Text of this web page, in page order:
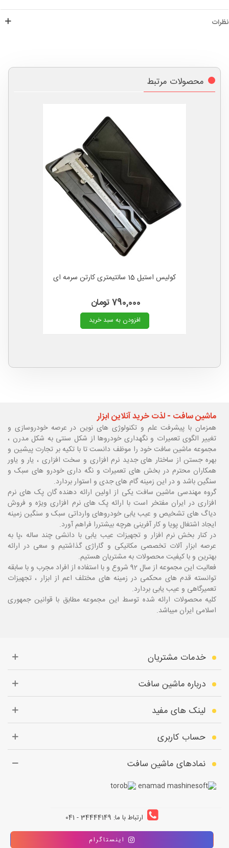
نظرات
محصولات مرتبط
کولیس استیل 15 سانتیمتری کارتن سرمه ای
790,000 تومان
افزودن به سبد خرید
ماشین سافت - لذت خرید آنلاین ابزار
همزمان با پیشرفت علم و تکنولوژی های نوین در عرصه خودروسازی و
تغییر الگوی تعمیرات و نگهداری خودروها از شکل سنتی به شکل مدرن ،
مجموعه ماشین سافت خود را موظف دانست تا با تکیه بر تجارت پیشین و
بهره جستن از ساختار های جدید نرم افزاری و سخت افزاری ، یار و یاور
همکاران محترم در بخش های تعمیرات و نگه داری خودرو های سبک و
سنگین باشد و در این زمینه گام های جدی و استوار بردارد.
گروه مهندسی ماشین سافت یکی از اولین ارائه دهنده گان پک های نرم
افزاری در ایران مفتخر است با ارائه پک های نرم افزاری ویژه و فروش
دیاگ های تشخیص و عیب یابی خودروهای وارداتی سبک و سنگین زمینه
ایجاد اشتغال پویا و کار آفرینی هرچه بیشتررا فراهم آورد.
در کنار بخش نرم افزار و تجهیزات عیب یابی با دانشی چند ساله ،پا به
عرصه ابزار آلات تخصصی مکانیکی و گاراژی گذاشتیم و سعی در ارائه
بهترین و با کیفیت محصولات به مشتریان هستیم.
فعالیت این مجموعه از سال 92 شروع و با استفاده از افراد مجرب و با سابقه
توانسته قدم های محکمی در زمینه های مختلف اعم از ابزار ، تجهیزات
تعمیرگاهی و عیب یابی بردارد.
کلیه محصولات ارائه شده توسط این مجموعه مطابق با قوانین جمهوری
اسلامی ایران میباشد.
خدمات مشتریان
درباره ماشین سافت
لینک های مفید
حساب کاربری
نمادهای ماشین سافت
ارتباط با ما: 34444149 - 041
اینستاگرام